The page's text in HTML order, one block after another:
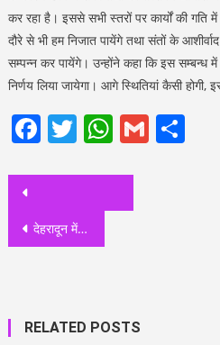
कर रहा है। इससे सभी स्तरों पर कार्यों की गति
दौरे से भी हम निजात पायेंगे तथा संतों के
सम्पन्न कर पायेंगे। उन्होंने कहा कि इस सम्बन्ध
निर्णय लिया जायेगा। आगे स्थितियां कैसी होगी,
Facebook
TwitterGmail
Post
navigation
देहरादून में फंसे लोगों को उनके घर भेज रही सरकार
RELATED POSTS